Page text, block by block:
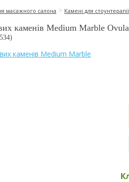
масажного салона > Камені для стоунтерапії
каменів Medium Marble
)